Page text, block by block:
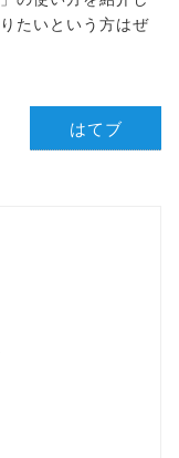
たいという方はぜ
はてブ